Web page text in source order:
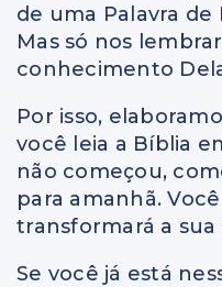
de uma Palavra
Mas só nos
conhecimento
Por isso,
você leia a Bíblia
não começou,
para amanhã.
transformará a sua
Se você já está